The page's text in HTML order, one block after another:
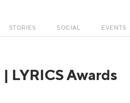
STORIES SOCIAL EVENTS
LYRICS Awards